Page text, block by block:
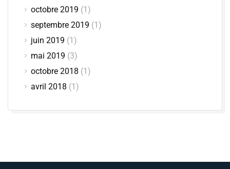
octobre 2019 (1)
septembre 2019 (1)
juin 2019 (1)
mai 2019 (3)
octobre 2018 (1)
avril 2018 (1)